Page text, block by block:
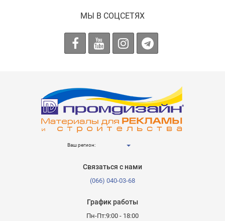
МЫ В СОЦСЕТЯХ
Ваш регион:
Связаться с нами
(066) 040-03-68
График работы
Пн-Пт:9:00 - 18:00